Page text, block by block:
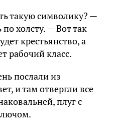
такую символику? —
холсту. — Вот так
крестьянство, а
рабочий класс.
послали из
и там отвергли все
плуг с